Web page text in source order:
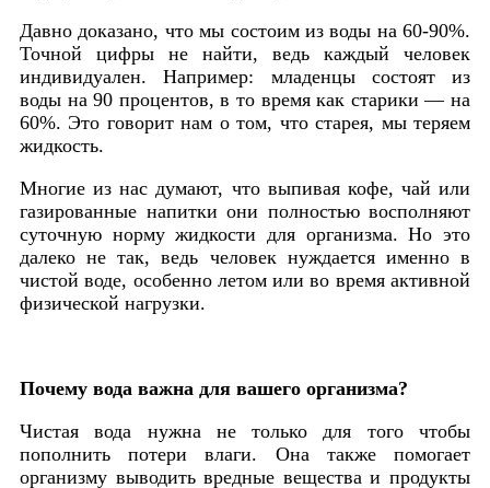
Давно доказано, что мы состоим из воды на 60-90%.
Точной цифры не найти, ведь каждый человек
индивидуален. Например: младенцы состоят из
воды на 90 процентов, в то время как старики — на
60%. Это говорит нам о том, что старея, мы теряем
жидкость.
Многие из нас думают, что выпивая кофе, чай или
газированные напитки они полностью восполняют
суточную норму жидкости для организма. Но это
далеко не так, ведь человек нуждается именно в
чистой воде, особенно летом или во время активной
физической нагрузки.
Почему вода важна для вашего организма?
Чистая вода нужна не только для того чтобы
пополнить потери влаги. Она также помогает
организму выводить вредные вещества и продукты